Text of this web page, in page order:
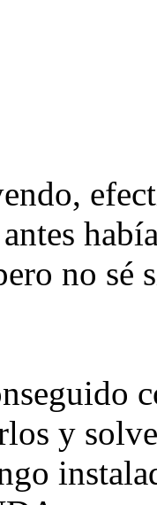
no sé
y